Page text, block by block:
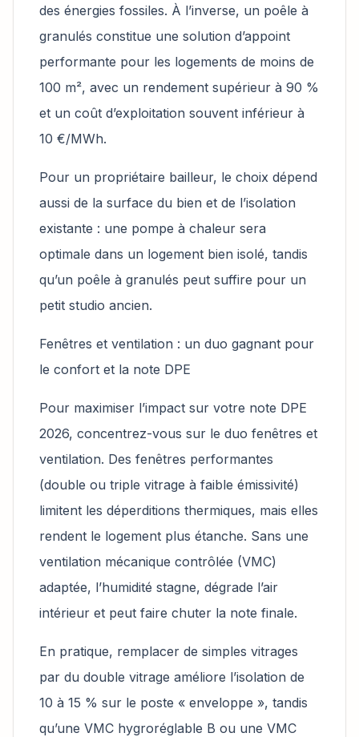
des énergies fossiles. À l’inverse, un poêle à
granulés constitue une solution d’appoint
performante pour les logements de moins de
100 m², avec un rendement supérieur à 90 %
et un coût d’exploitation souvent inférieur à
10 €/MWh.
Pour un propriétaire bailleur, le choix dépend
aussi de la surface du bien et de l’isolation
existante : une pompe à chaleur sera
optimale dans un logement bien isolé, tandis
qu’un poêle à granulés peut suffire pour un
petit studio ancien.
Fenêtres et ventilation : un duo gagnant pour
le confort et la note DPE
Pour maximiser l’impact sur votre note DPE
2026, concentrez-vous sur le duo fenêtres et
ventilation. Des fenêtres performantes
(double ou triple vitrage à faible émissivité)
limitent les déperditions thermiques, mais elles
rendent le logement plus étanche. Sans une
ventilation mécanique contrôlée (VMC)
adaptée, l’humidité stagne, dégrade l’air
intérieur et peut faire chuter la note finale.
En pratique, remplacer de simples vitrages
par du double vitrage améliore l’isolation de
10 à 15 % sur le poste « enveloppe », tandis
qu’une VMC hygroréglable B ou une VMC